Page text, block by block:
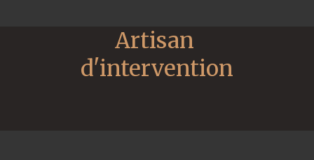
Artisan
d'intervention